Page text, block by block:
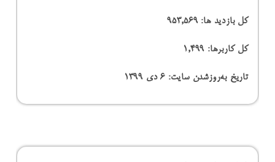
کل بازدید ها:953,569
کل کاربرها: 1,499
تاریخ به‌روزشدن سایت:۶ دی ۱۳۹۹